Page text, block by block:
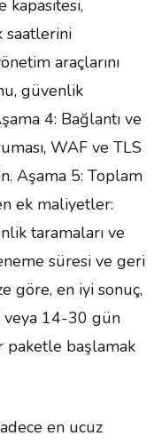
kapasitesi,
saatlerini
araçlarını
güvenlik
4: Bağlantı ve
WAF ve TLS
Aşama 5: Toplam
ek maliyetler:
taramaları ve
süresi ve geri
göre, en iyi sonuç,
14-30 gün
paketle başlamak
en ucuz